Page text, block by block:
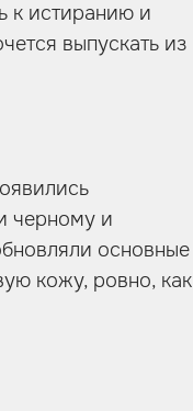
к истиранию и
выпускать из
черному и
основные
кожу, ровно, как